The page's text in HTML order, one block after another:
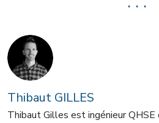
Thibaut GILLES
Thibaut Gilles est ingénieur